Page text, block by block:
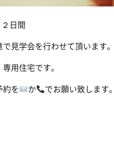
日間
見学会を行わせて頂います。
用住宅です。
約を か でお願い致します。